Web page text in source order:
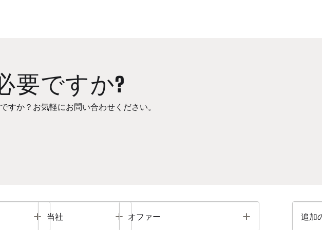
要ですか?
すか？お気軽にお問い合わせください。
Toggle
当社 Toggle
オファー Toggle 追加